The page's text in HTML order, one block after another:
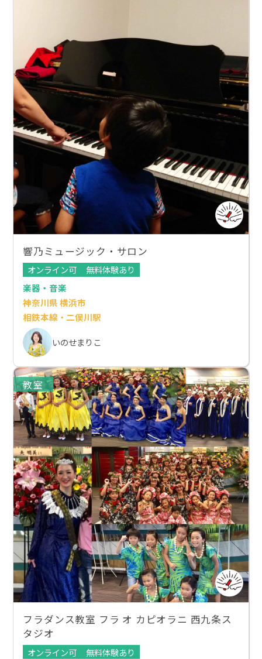
響乃ミュージック・サロン
オンライン可
無料体験あり
楽器・音楽
神奈川県 横浜市
相鉄本線・二俣川駅
いのせまりこ
教室
フラダンス教室 フラ オ カピオラニ 西九条ス
タジオ
オンライン可
無料体験あり